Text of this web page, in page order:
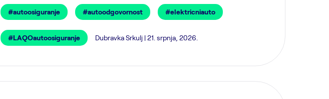
#autoosiguranje #autoodgovornost #elektricniauto
#LAQOautoosiguranje Dubravka Srkulj | 21. srpnja, 2026.